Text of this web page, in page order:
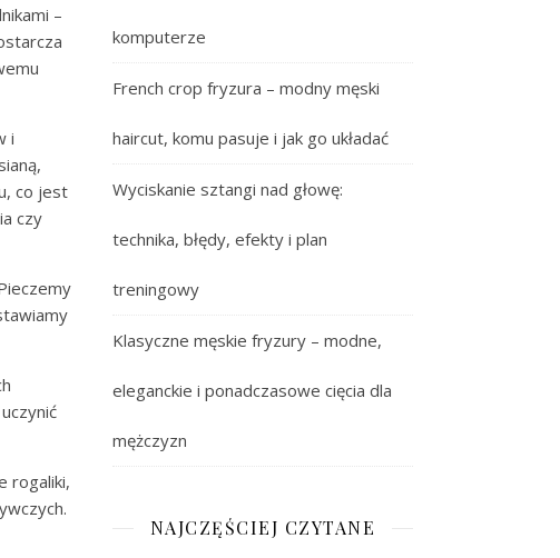
–
i
co jest
czy
rogaliki,
komputerze
French crop fryzura – modny męski
haircut, komu pasuje i jak go układać
Wyciskanie sztangi nad głowę:
technika, błędy, efekty i plan
treningowy
Klasyczne męskie fryzury – modne,
eleganckie i ponadczasowe cięcia dla
mężczyzn
NAJCZĘŚCIEJ CZYTANE